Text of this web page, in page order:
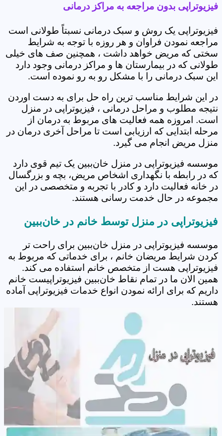
فیزیوتراپی بدون مراجعه به مراکز درمانی
فیزیوتراپی یک روش و سبک درمانی نسبتاً طولانی است
مراجعه نمودن فراوان و هر روزه با توجه به شرایط
سختی که مریض خواهد داشت ، همچنین صف های خیلی
طولانی که در بیمارستان ها و مراکز درمانی وجود دارد
این سبک درمانی را با مشکل رو به رو نموده است.
در این شرایط مناسب ترین راه حل برای به دست اوردن
نتیجه مطلوب و مراحل درمانی ، فیزیوتراپی در منزل
است. امروزه همه فعالیت های مربوط به درمان از
مرحله ابتدایی که ارزیابی است تا مراحل آخری درمان در
منزل مریض انجام می گیرد.
موسسه فیزیوتراپی در منزل خان‌ببین یک تیم قوی دارد
که در رابطه با نگهداری اشخاص مریض، بچه و بزرگسال
در خانه فعالیت دارد و کادر با تجربه و متخصصی در این
مجموعه در حال خدمت رسانی هستند.
فیزیوتراپی در منزل توسط خانم در خان‌ببین
موسسه فیزیوتراپی در منزل خان‌ببین برای راحت تر
کردن شرایط مریضان خانم ، برای خدماتی که مربوط به
فیزیوتراپی هست از متخصص خانم استفاده می کند.
همین الان ما در تمام نقاط خان‌ببین فیزیوتراپیست خانم
داریم که برای ارائه نمودن انواع خدمات فیزیوتراپی آماده
هستند.